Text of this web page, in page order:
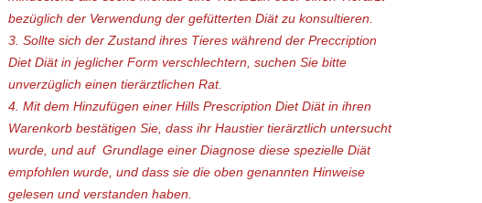
bezüglich der Verwendung der gefütterten Diät zu konsultieren.
3. Sollte sich der Zustand ihres Tieres während der Preccription
Diet Diät in jeglicher Form verschlechtern, suchen Sie bitte
unverzüglich einen tierärztlichen Rat.
4. Mit dem Hinzufügen einer Hills Prescription Diet Diät in ihren
Warenkorb bestätigen Sie, dass ihr Haustier tierärztlich untersucht
wurde, und auf Grundlage einer Diagnose diese spezielle Diät
empfohlen wurde, und dass sie die oben genannten Hinweise
gelesen und verstanden haben.